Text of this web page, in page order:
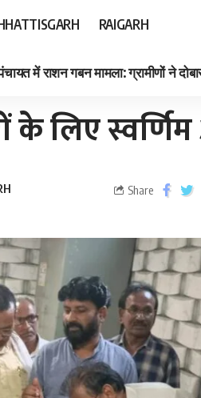
RAIGARH
में राशन गबन मामला: ग्रामीणों ने
के लिए
Share